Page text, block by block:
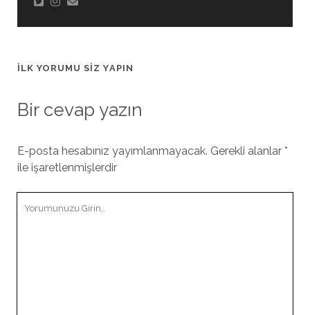
İLK YORUMU SIZ YAPIN
Bir cevap yazın
E-posta hesabınız yayımlanmayacak. Gerekli alanlar *
ile işaretlenmişlerdir